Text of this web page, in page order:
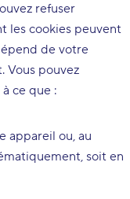
refuser
les cookies peuvent
de votre
Vous pouvez
ce que :
appareil ou, au
soit en